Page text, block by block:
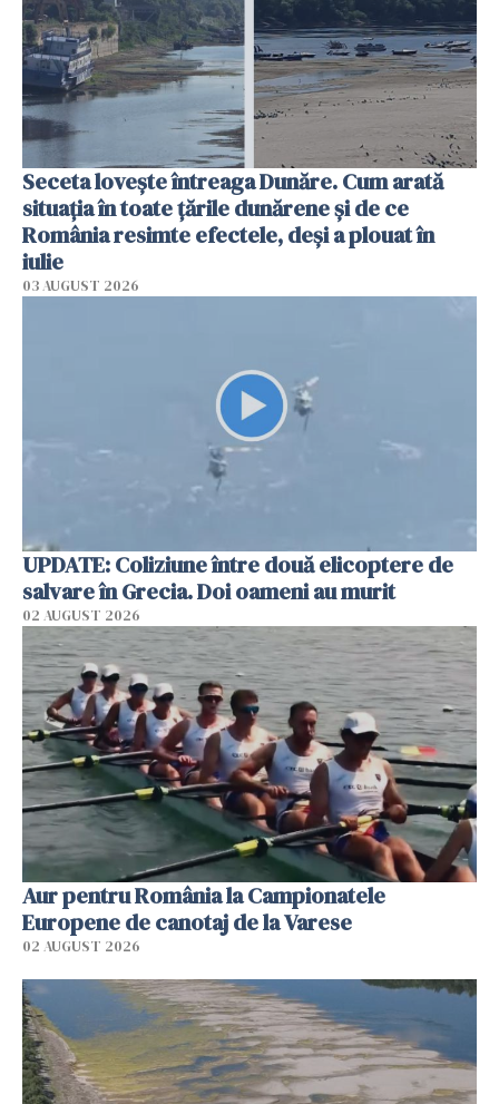
Seceta lovește întreaga Dunăre. Cum arată
situația în toate țările dunărene și de ce
România resimte efectele, deși a plouat în
iulie
03 AUGUST 2026
UPDATE: Coliziune între două elicoptere de
salvare în Grecia. Doi oameni au murit
02 AUGUST 2026
Aur pentru România la Campionatele
Europene de canotaj de la Varese
02 AUGUST 2026